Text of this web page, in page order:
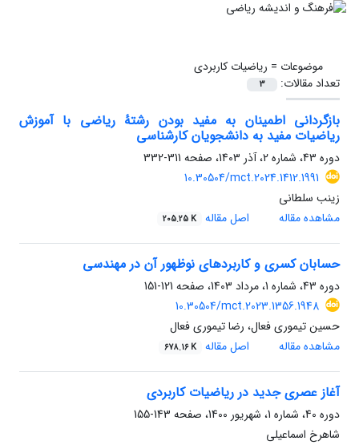
موضوعات = ریاضیات کاربردی
تعداد مقالات:
3
بازگردانی اطمینان به مفید بودن رشتهٔ ریاضی با آموزش
ریاضیات مفید به دانشجویان کارشناسی
دوره 43، شماره 2، آذر 1403، صفحه
311-332
10.30504/mct.2024.1412.1991
زینب سلطانی
مشاهده مقاله
اصل مقاله 205.25 K
حسابان کسری و کاربردهای نوظهور آن در مهندسی
دوره 43، شماره 1، مرداد 1403، صفحه
121-151
10.30504/mct.2023.1356.1948
حسین تیموری فعال، رضا تیموری فعال
مشاهده مقاله
اصل مقاله 678.16 K
آغاز عصری جدید در ریاضیات کاربردی
دوره 40، شماره 1، شهریور 1400، صفحه
143-155
شاهرخ اسماعیلی